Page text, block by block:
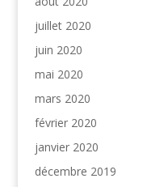
juillet 2020
juin 2020
mai 2020
mars 2020
février 2020
janvier 2020
décembre 2019